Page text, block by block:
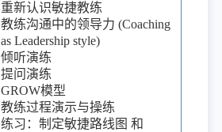
重新认识敏捷教练
教练沟通中的领导力 (Coaching
as Leadership style)
倾听演练
提问演练
GROW模型
教练过程演示与操练
练习：制定敏捷路线图 和